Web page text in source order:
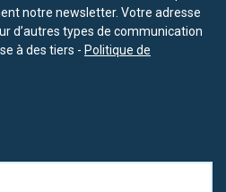
notre newsletter. Votre adresse
d’autres types de communication
à des tiers - Politique de